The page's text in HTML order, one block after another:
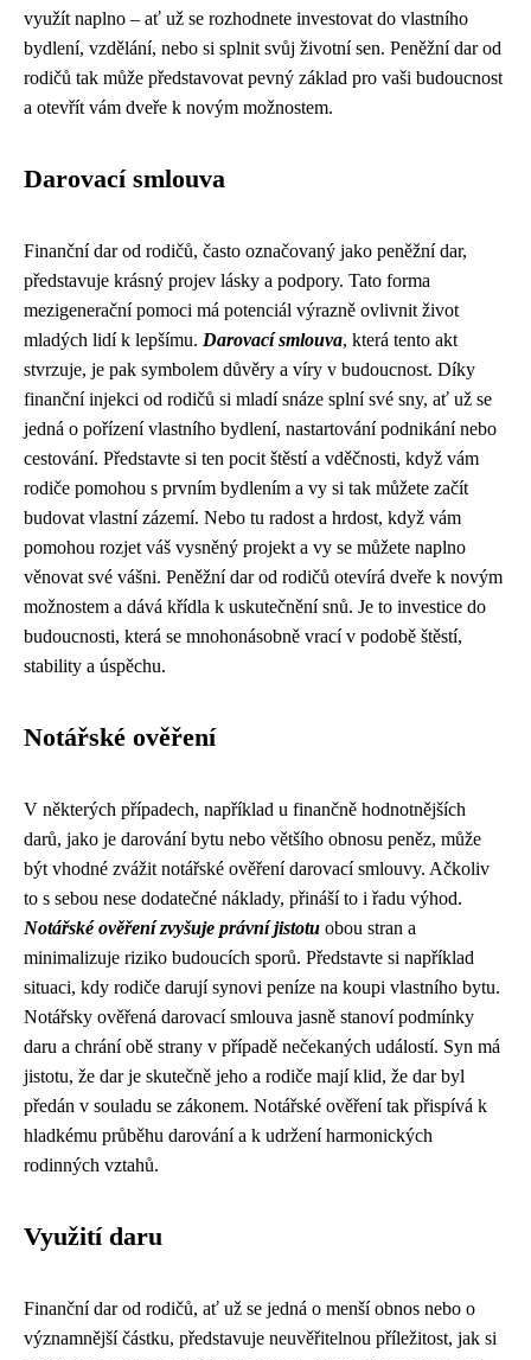
využít naplno – ať už se rozhodnete investovat do vlastního
bydlení, vzdělání, nebo si splnit svůj životní sen. Peněžní dar od
rodičů tak může představovat pevný základ pro vaši budoucnost
a otevřít vám dveře k novým možnostem.
Darovací smlouva
Finanční dar od rodičů, často označovaný jako peněžní dar,
představuje krásný projev lásky a podpory. Tato forma
mezigenerační pomoci má potenciál výrazně ovlivnit život
mladých lidí k lepšímu. Darovací smlouva, která tento akt
stvrzuje, je pak symbolem důvěry a víry v budoucnost. Díky
finanční injekci od rodičů si mladí snáze splní své sny, ať už se
jedná o pořízení vlastního bydlení, nastartování podnikání nebo
cestování. Představte si ten pocit štěstí a vděčnosti, když vám
rodiče pomohou s prvním bydlením a vy si tak můžete začít
budovat vlastní zázemí. Nebo tu radost a hrdost, když vám
pomohou rozjet váš vysněný projekt a vy se můžete naplno
věnovat své vášni. Peněžní dar od rodičů otevírá dveře k novým
možnostem a dává křídla k uskutečnění snů. Je to investice do
budoucnosti, která se mnohonásobně vrací v podobě štěstí,
stability a úspěchu.
Notářské ověření
V některých případech, například u finančně hodnotnějších
darů, jako je darování bytu nebo většího obnosu peněz, může
být vhodné zvážit notářské ověření darovací smlouvy. Ačkoliv
to s sebou nese dodatečné náklady, přináší to i řadu výhod.
Notářské ověření zvyšuje právní jistotu obou stran a
minimalizuje riziko budoucích sporů. Představte si například
situaci, kdy rodiče darují synovi peníze na koupi vlastního bytu.
Notářsky ověřená darovací smlouva jasně stanoví podmínky
daru a chrání obě strany v případě nečekaných událostí. Syn má
jistotu, že dar je skutečně jeho a rodiče mají klid, že dar byl
předán v souladu se zákonem. Notářské ověření tak přispívá k
hladkému průběhu darování a k udržení harmonických
rodinných vztahů.
Využití daru
Finanční dar od rodičů, ať už se jedná o menší obnos nebo o
významnější částku, představuje neuvěřitelnou příležitost, jak si